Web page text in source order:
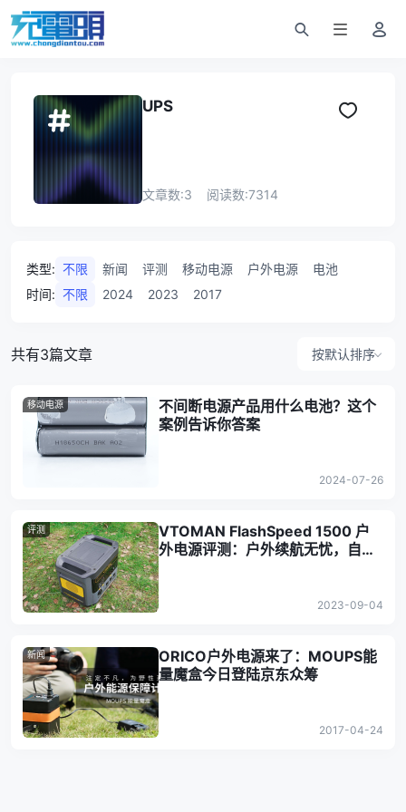
UPS
文章数:3 阅读数:7314
类型: 不限 新闻 评测 移动电源 户外电源
电池
时间: 不限 2024 2023 2017
共有3篇文章 按默认排序
移动电源
不间断电源产品用什么电池？这个
案例告诉你答案
2024-07-26
评测
VTOMAN FlashSpeed 1500 户
外电源评测：户外续航无忧，自由
2023-09-04
新闻
ORICO户外电源来了：MOUPS能
量魔盒今日登陆京东众筹
2017-04-24